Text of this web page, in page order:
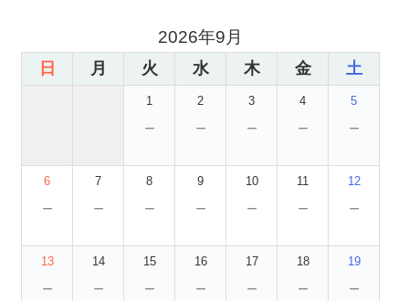
2026年9月
日 月 火 水 木 金 土
1
－
2
－
3
－
4
－
5
－
6
－
7
－
8
－
9
－
10
－
11
－
12
－
13
－
14
－
15
－
16
－
17
－
18
－
19
－